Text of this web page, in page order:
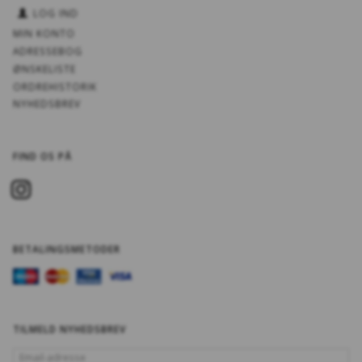
LOG IND
MIN KONTO
ADRESSEBOG
ØNSKELISTE
ORDREHISTORIK
NYHEDSBREV
FIND OS PÅ
BETALINGSMETODER
TILMELD NYHEDSBREV